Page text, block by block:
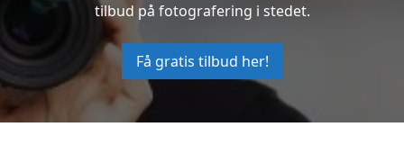
tilbud på fotografering i stedet.
Få gratis tilbud her!